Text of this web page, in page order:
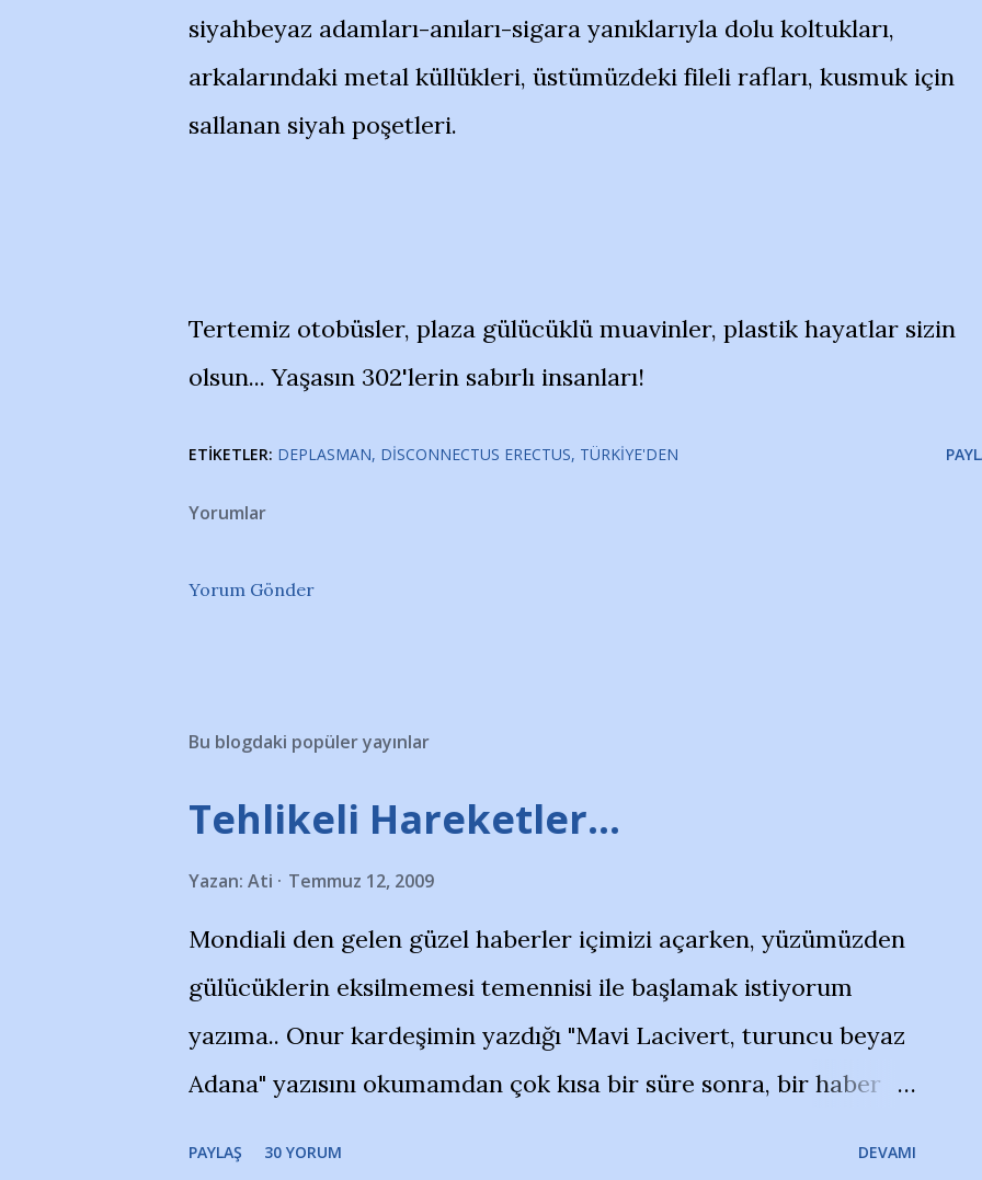
siyahbeyaz adamları-anıları-sigara yanıklarıyla dolu koltukları,
arkalarındaki metal küllükleri, üstümüzdeki fileli rafları, kusmuk için
sallanan siyah poşetleri.
Tertemiz otobüsler, plaza gülücüklü muavinler, plastik hayatlar sizin
olsun... Yaşasın 302'lerin sabırlı insanları!
ETIKETLER: DEPLASMAN DISCONNECTUS ERECTUS TÜRKIYE'DEN
Yorumlar
Yorum Gönder
Bu blogdaki popüler yayınlar
Tehlikeli Hareketler...
Yazan: Ati Temmuz 12, 2009
Mondiali den gelen güzel haberler içimizi açarken, yüzümüzden
gülücüklerin eksilmemesi temennisi ile başlamak istiyorum
yazıma.. Onur kardeşimin yazdığı "Mavi Lacivert, turuncu beyaz
Adana" yazısını okumamdan çok kısa bir süre sonra, bir haber
PAYLAŞ 30 YORUM DEVAMI